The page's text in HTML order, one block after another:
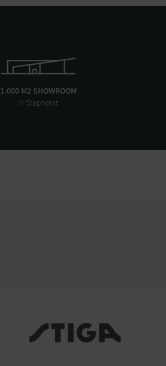
1.000 M2 SHOWROOM
in Staphorst